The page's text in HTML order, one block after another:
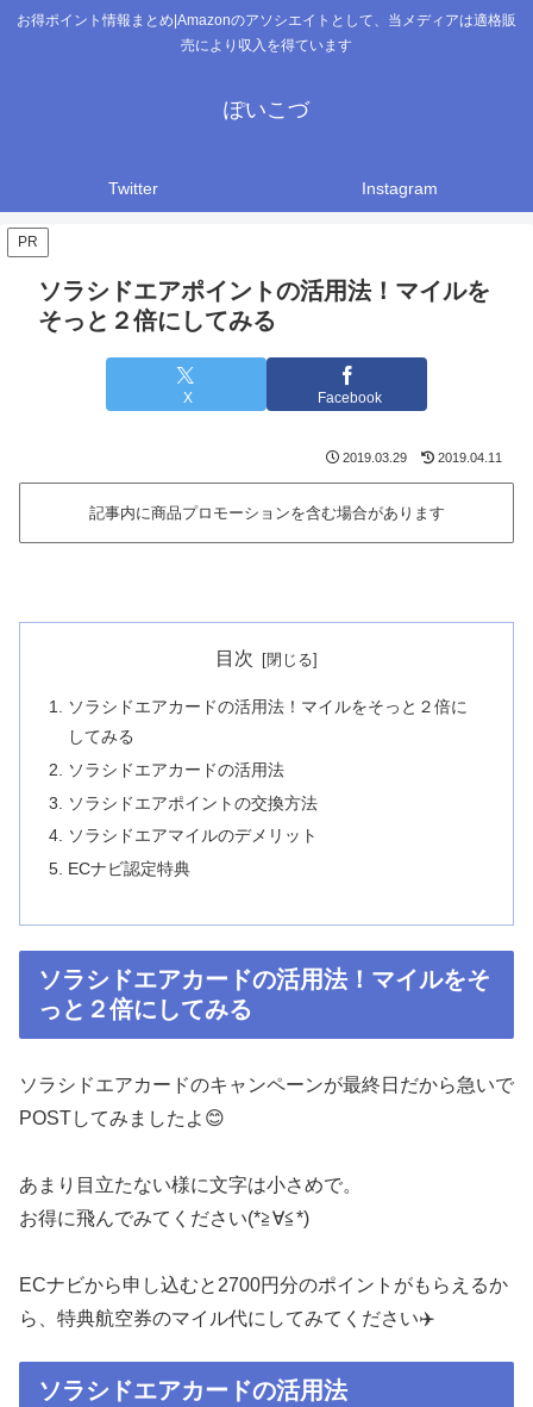
お得ポイント情報まとめ|Amazonのアソシエイトとして、当メディアは適格販
売により収入を得ています
ぽいこづ
Twitter Instagram
PR
ソラシドエアポイントの活用法！マイルを
そっと２倍にしてみる
X Facebook
2019.03.29 2019.04.11
記事内に商品プロモーションを含む場合があります
目次
ソラシドエアカードの活用法！マイルをそっと２倍に
してみる
ソラシドエアカードの活用法
ソラシドエアポイントの交換方法
ソラシドエアマイルのデメリット
ECナビ認定特典
ソラシドエアカードの活用法！マイルをそ
っと２倍にしてみる
ソラシドエアカードのキャンペーンが最終日だから急いで
POSTしてみましたよ😊
あまり目立たない様に文字は小さめで。
お得に飛んでみてください(*≧∀≦*)
ECナビから申し込むと2700円分のポイントがもらえるか
ら、特典航空券のマイル代にしてみてください✈️
ソラシドエアカードの活用法